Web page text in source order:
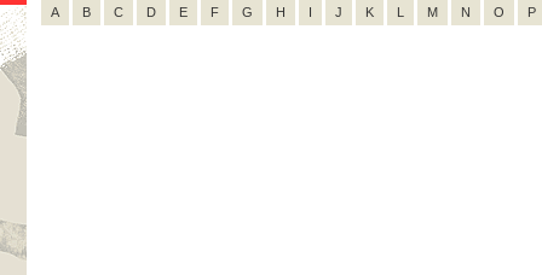
A B C D E F G H I J K L M N O P